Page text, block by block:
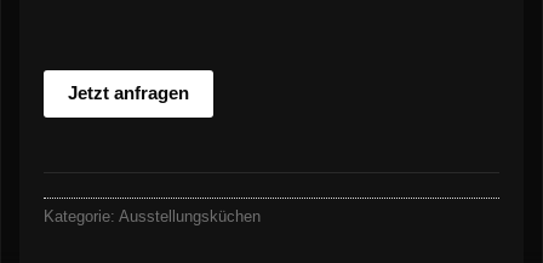
Jetzt anfragen
Kategorie: Ausstellungsküchen